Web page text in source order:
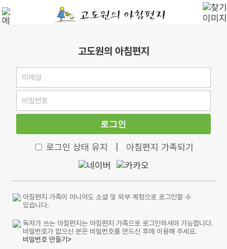
고도원의 아침편지
로그인
로그인 상태 유지 아침편지 가족되기
아침편지 가족이 아니어도 소셜 및 외부 계정으로 로그인할 수
있습니다.
독자가 쓰는 아침편지는 아침편지 가족으로 로그인하셔야 가능합니다.
비밀번호가 없으신 분은 비밀번호를 만드신 후에 이용해 주세요.
비밀번호 만들기>